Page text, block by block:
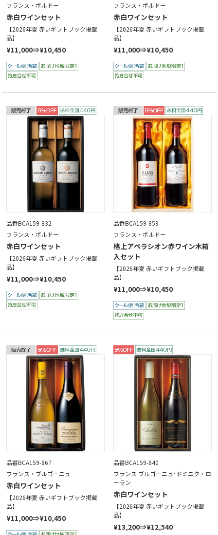
フランス・ボルドー
赤白ワインセット
【2026年夏 赤いギフトブック掲載
品】
¥11,000⇒¥10,450
フランス・ボルドー
赤白ワインセット
【2026年夏 赤いギフトブック掲載
品】
¥11,000⇒¥10,450
品番BCA159-832
フランス・ボルドー
赤白ワインセット
【2026年夏 赤いギフトブック掲載
品】
¥11,000⇒¥10,450
品番BCA159-859
フランス・ボルドー
格上アペラシオン赤ワイン木箱
入セット
【2026年夏 赤いギフトブック掲載
品】
¥11,000⇒¥10,450
品番BCA159-867
フランス・ブルゴーニュ
赤白ワインセット
【2026年夏 赤いギフトブック掲載
品】
¥11,000⇒¥10,450
品番BCA159-840
フランス ブルゴーニュ･ドミニク・ロ
ーラン
赤白ワインセット
【2026年夏 赤いギフトブック掲載
品】
¥13,200⇒¥12,540